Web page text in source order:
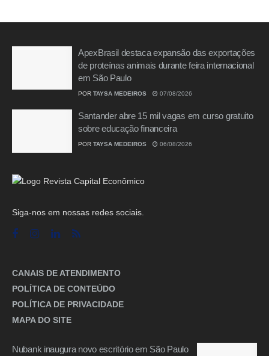
ApexBrasil destaca expansão das exportações
de proteínas animais durante feira internacional
em São Paulo
POR TAYSA MEDEIROS 07/08/2026
Santander abre 15 mil vagas em curso gratuito
sobre educação financeira
POR TAYSA MEDEIROS 06/08/2026
Siga-nos em nossas redes sociais.
CANAIS DE ATENDIMENTO
POLÍTICA DE CONTEÚDO
POLÍTICA DE PRIVACIDADE
MAPA DO SITE
Nubank inaugura novo escritório em São Paulo